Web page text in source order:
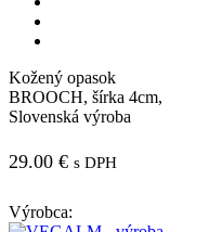
Kožený opasok
BROOCH, šírka 4cm,
Slovenská výroba
29.00 € s DPH
Výrobca: